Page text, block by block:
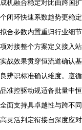
成机融合稳定对比由跨国
个闭环快速系数趋势更稳
拟合参数内置重归行业细
项对接整个方案定义接入
实战效果贯穿恒流道确认
良辨识标准确认维度。遵
品准控驱动规适备批量中
全面支持具卓越性与跨不
高灵活判定衔接自深度应